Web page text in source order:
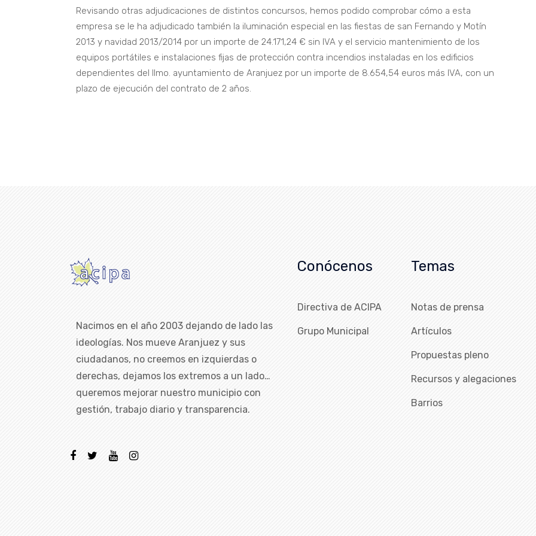
Revisando otras adjudicaciones de distintos concursos, hemos podido comprobar cómo a esta
empresa se le ha adjudicado también la iluminación especial en las fiestas de san Fernando y Motín
2013 y navidad 2013/2014 por un importe de 24.171,24 € sin IVA y el servicio mantenimiento de los
equipos portátiles e instalaciones fijas de protección contra incendios instaladas en los edificios
dependientes del Ilmo. ayuntamiento de Aranjuez por un importe de 8.654,54 euros más IVA, con un
plazo de ejecución del contrato de 2 años.
Nacimos en el año 2003 dejando de lado las
ideologías. Nos mueve Aranjuez y sus
ciudadanos, no creemos en izquierdas o
derechas, dejamos los extremos a un lado…
queremos mejorar nuestro municipio con
gestión, trabajo diario y transparencia.
Conócenos
Directiva de ACIPA
Grupo Municipal
Temas
Notas de prensa
Artículos
Propuestas pleno
Recursos y alegaciones
Barrios